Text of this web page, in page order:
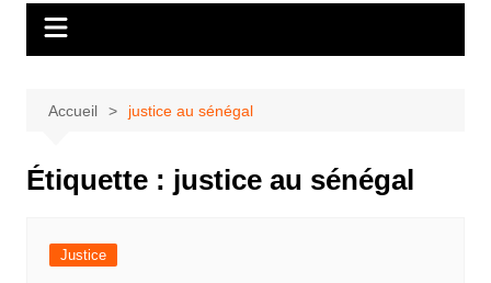
Accueil justice au sénégal
Étiquette : justice au sénégal
Justice